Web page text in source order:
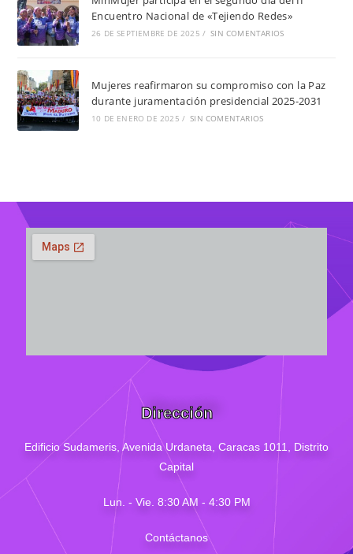
Encuentro Nacional de «Tejiendo Redes»
26 DE SEPTIEMBRE DE 2025 / SIN COMENTARIOS
Mujeres reafirmaron su compromiso con la Paz
durante juramentación presidencial 2025-2031
10 DE ENERO DE 2025 / SIN COMENTARIOS
Dirección
Edificio Sudameris, Avenida Urdaneta, Caracas 1011, Distrito
Capital
Lun. - Vie. 8:30 AM - 4:30 PM
Contáctanos